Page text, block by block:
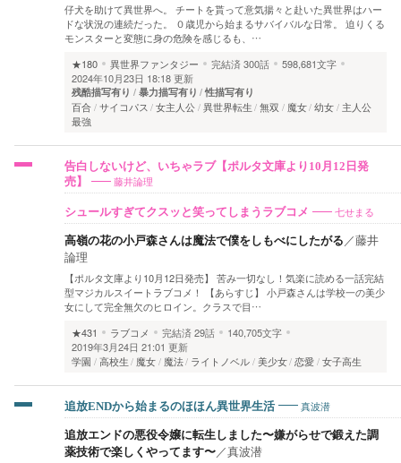
仔犬を助けて異世界へ。 チートを貰って意気揚々と赴いた異世界はハー
ドな状況の連続だった。 ０歳児から始まるサバイバルな日常。 迫りくる
モンスターと変態に身の危険を感じるも、…
★180
異世界ファンタジー 完結済300話
598,681文字
2024年10月23日 18:18 更新
残酷描写有り 暴力描写有り 性描写有り
百合 サイコパス 女主人公 異世界転生 無双 魔女 幼女
主人公
最強
告白しないけど、いちゃラブ【ポルタ文庫より10月12日発
売】
藤井論理
シュールすぎてクスッと笑ってしまうラブコメ 七せまる
高嶺の花の小戸森さんは魔法で僕をしもべにしたがる／藤井
論理
【ポルタ文庫より10月12日発売】 苦み一切なし！気楽に読める一話完結
型マジカルスイートラブコメ！ 【あらすじ】 小戸森さんは学校一の美少
女にして完全無欠のヒロイン。クラスで目…
★431
ラブコメ 完結済29話
140,705文字
2019年3月24日 21:01 更新
学園
高校生 魔女 魔法 ライトノベル 美少女 恋愛 女子高生
追放ENDから始まるのほほん異世界生活 真波潜
追放エンドの悪役令嬢に転生しました〜嫌がらせで鍛えた調
薬技術で楽しくやってます〜／真波潜